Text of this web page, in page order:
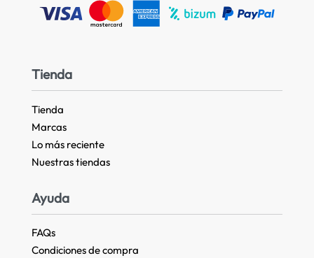
Tienda
Tienda
Marcas
Lo más reciente​
Nuestras tiendas​
Ayuda
FAQs
Condiciones de compra